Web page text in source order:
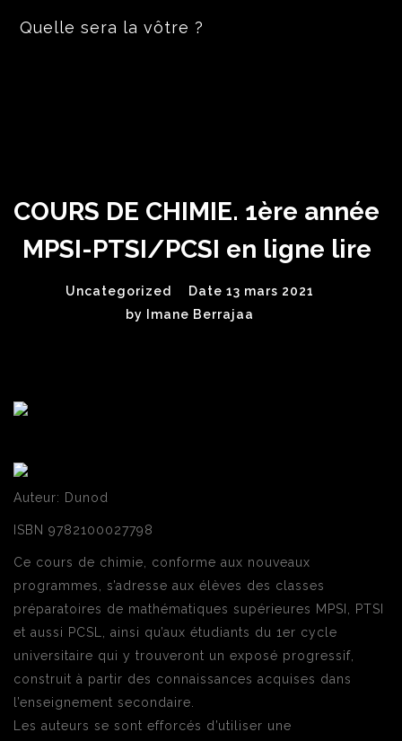
Quelle sera la vôtre ?
COURS DE CHIMIE. 1ère année
MPSI-PTSI/PCSI en ligne lire
Uncategorized
Date 13 mars 2021
by
Imane Berrajaa
Auteur: Dunod
ISBN 9782100027798
Ce cours de chimie, conforme aux nouveaux
programmes, s’adresse aux élèves des classes
préparatoires de mathématiques supérieures MPSI, PTSI
et aussi PCSL, ainsi qu’aux étudiants du 1er cycle
universitaire qui y trouveront un exposé progressif,
construit à partir des connaissances acquises dans
l’enseignement secondaire.
Les auteurs se sont efforcés d’utiliser une